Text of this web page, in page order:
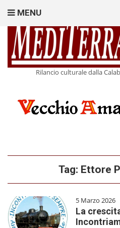
Rilancio culturale dalla
MENU
Tag: Ettore
5 Marzo 2026
La